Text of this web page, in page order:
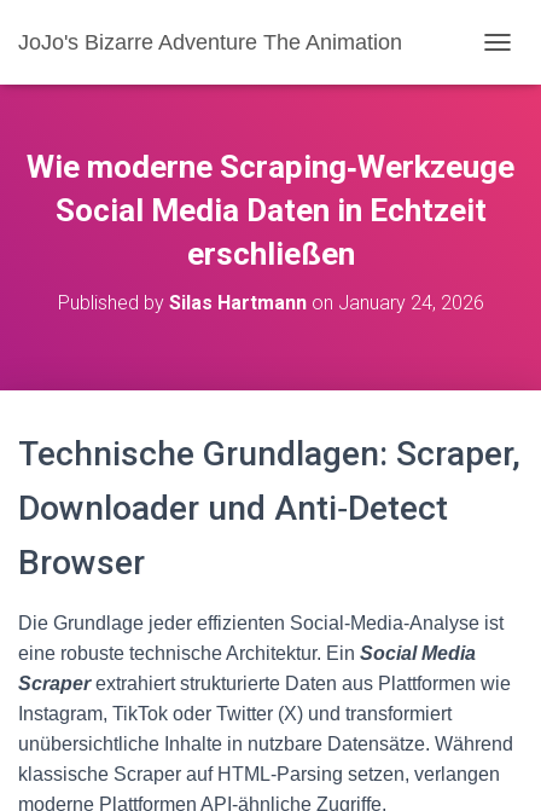
JoJo's Bizarre Adventure The Animation
O
E
Wie moderne Scraping‑Werkzeuge
Social Media Daten in Echtzeit
erschließen
Published by Silas Hartmannon January 24, 2026
Technische Grundlagen: Scraper,
Downloader und Anti‑Detect
Browser
Die Grundlage jeder effizienten Social‑Media‑Analyse ist
eine robuste technische Architektur. Ein Social Media
Scraperextrahiert strukturierte Daten aus Plattformen wie
Instagram, TikTok oder Twitter (X) und transformiert
unübersichtliche Inhalte in nutzbare Datensätze. Während
klassische Scraper auf HTML‑Parsing setzen, verlangen
moderne Plattformen API‑ähnliche Zugriffe,